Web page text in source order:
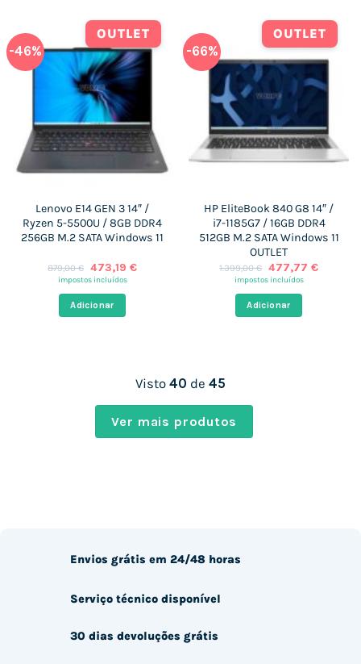
-46%
OUTLET
Lenovo E14 GEN 3 14″ /
Ryzen 5-5500U / 8GB DDR4
256GB M.2 SATA Windows 11
879,00€ O
preço
era:
879,00 €.
473,19 €O
impostos incluídos
Adicionar
-66%
OUTLET
HP EliteBook 840 G8 14″ /
i7-1185G7 / 16GB DDR4
512GB M.2 SATA Windows 11
OUTLET
1.399,00€ O
preço
era:
1.399,00 €.
477,77 €O
impostos incluídos
Adicionar
Visto 40 de 45
Ver mais produtos
Envios grátis em 24/48 horas
Serviço técnico disponível
30 dias devoluções grátis